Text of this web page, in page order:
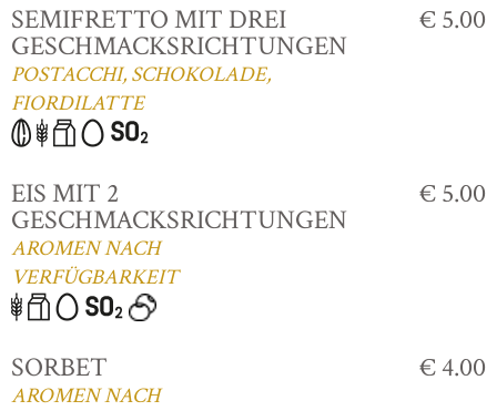
SEMIFRETTO MIT DREI
GESCHMACKSRICHTUNGEN
POSTACCHI, SCHOKOLADE,
FIORDILATTE
€ 5.00
EIS MIT 2
GESCHMACKSRICHTUNGEN
AROMEN NACH
VERFÜGBARKEIT
€ 5.00
SORBET
AROMEN NACH
€ 4.00